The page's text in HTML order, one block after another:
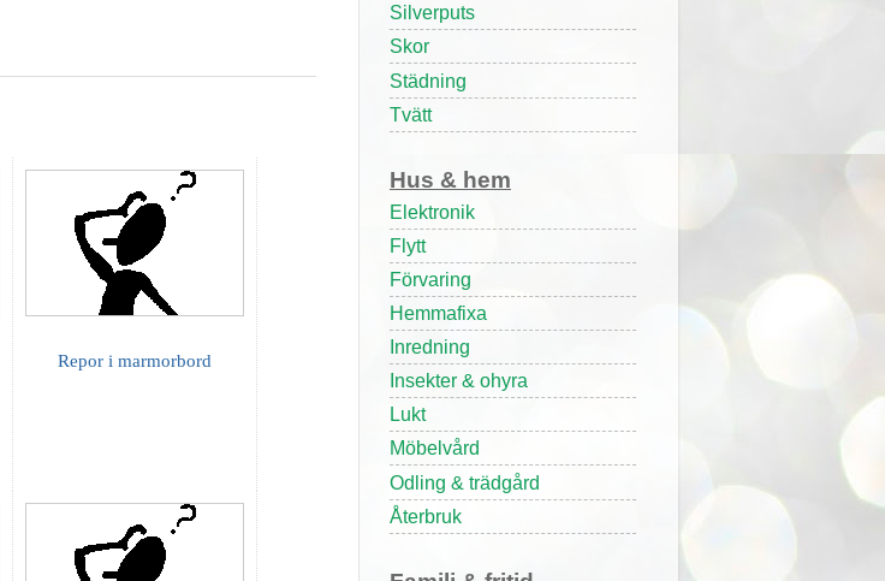
Repor i marmorbord
Silverputs
Skor
Städning
Tvätt
Hus & hem
Elektronik
Flytt
Förvaring
Hemmafixa
Inredning
Insekter & ohyra
Lukt
Möbelvård
Odling & trädgård
Återbruk